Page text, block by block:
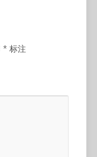
*标注